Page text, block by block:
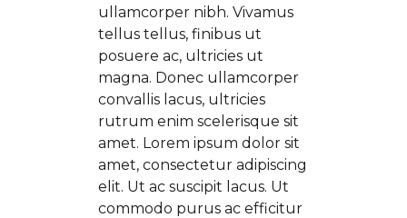
ullamcorper nibh. Vivamus
tellus tellus, finibus ut
posuere ac, ultricies ut
magna. Donec ullamcorper
convallis lacus, ultricies
rutrum enim scelerisque sit
amet. Lorem ipsum dolor sit
amet, consectetur adipiscing
elit. Ut ac suscipit lacus. Ut
commodo purus ac efficitur